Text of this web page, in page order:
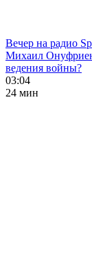
Вечер на радио
Михаил
ведения войны?
03:04
24 мин